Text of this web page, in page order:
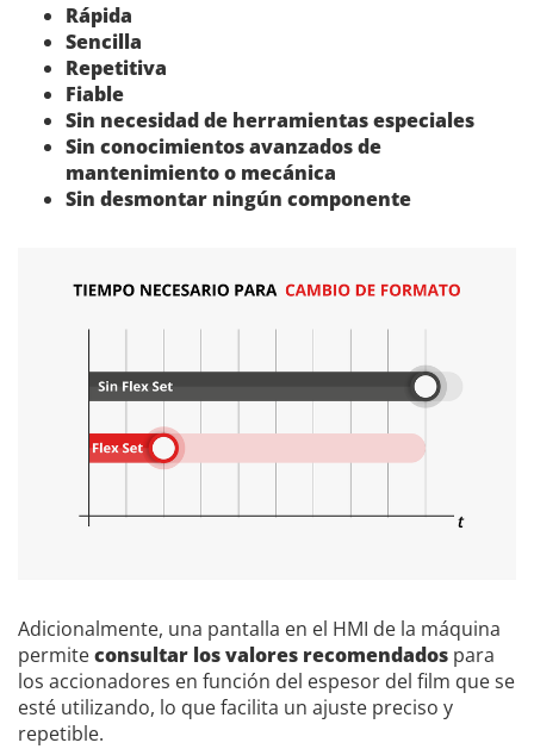
Rápida
Sencilla
Repetitiva
Fiable
Sin necesidad de herramientas especiales
Sin conocimientos avanzados de
mantenimiento o mecánica
Sin desmontar ningún componente
Adicionalmente, una pantalla en el HMI de la máquina
permiteconsultar los valores recomendados para
los accionadores en función del espesor del film que se
esté utilizando, lo que facilita un ajuste preciso y
repetible.